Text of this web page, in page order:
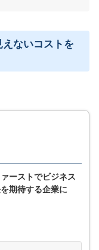
ないコストを
ーストでビジネス
期待する企業に